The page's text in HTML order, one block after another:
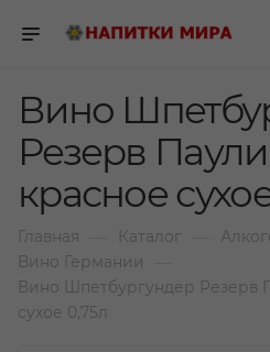
Вино
Резерв
красное
Главная Каталог
Вино Германии
Вино Шпетбургундер Резерв
сухое 0,75л